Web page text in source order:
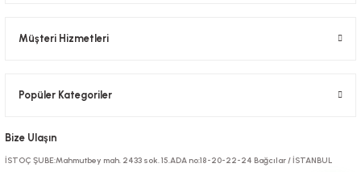
Müşteri Hizmetleri
Popüler Kategoriler
Bize Ulaşın
İSTOÇ ŞUBE:Mahmutbey mah. 2433 sok. 15.ADA no:18-20-22-24 Bağcılar / İSTANBUL